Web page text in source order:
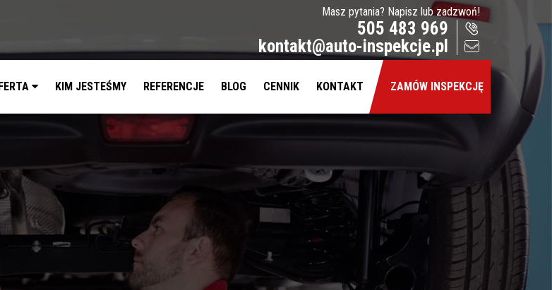
Masz pytania? Napisz lub zadzwoń!
505 483 969
kontakt@auto-inspekcje.pl
KIM JESTEŚMY REFERENCJE BLOG CENNIK KONTAKT ZAMÓW INSPEKCJĘ